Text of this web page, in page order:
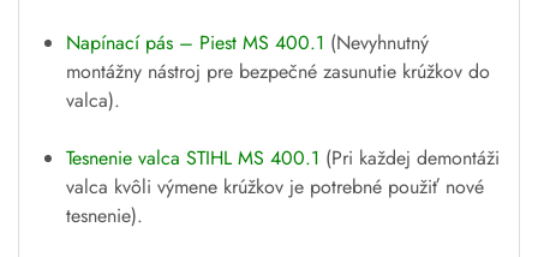
Napínací pás – Piest MS 400.1 (Nevyhnutný
montážny nástroj pre bezpečné zasunutie krúžkov do
valca).
Tesnenie valca STIHL MS 400.1 (Pri každej demontáži
valca kvôli výmene krúžkov je potrebné použiť nové
tesnenie).